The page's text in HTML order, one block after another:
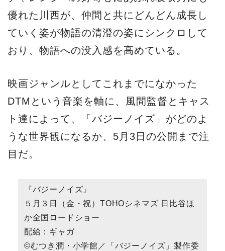
優れた川西が、仲間と共にどんどん成長し
ていく姿が物語の清澄の姿にシンクロして
おり、物語への没入感を高めている。
映画ジャンルとしてこれまでになかった
DTMという音楽を軸に、風間監督とキャス
ト達によって、「バジーノイズ」がどのよ
うな世界観になるか、5️月3日の公開まで注
目だ。
『バジーノイズ』
５月３日（金・祝）TOHOシネマズ 日比谷ほ
か全国ロードショー
配給：ギャガ
©むつき潤・小学館／「バジーノイズ」製作委